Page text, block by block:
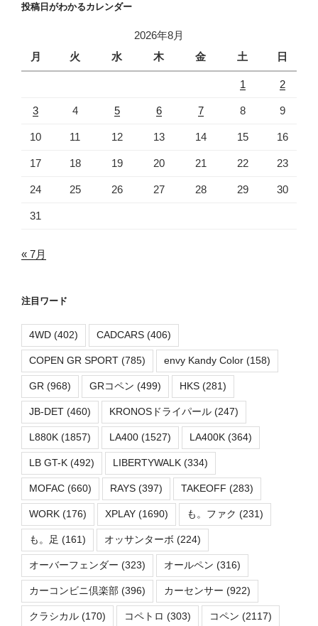
投稿日がわかるカレンダー
2026年8月
月
火 水 木 金 土 日
1 2
3 4 5 6 7 8 9
10 11 12 13 14 15 16
17 18 19 20 21 22 23
24 25 26 27 28 29 30
31
« 7月
注目ワード
4WD (402) CADCARS (406)
COPEN GR SPORT (785) envy Kandy Color (158)
GR (968) GRコペン (499) HKS (281)
JB-DET (460) KRONOSドライパール (247)
L880K (1857) LA400 (1527) LA400K (364)
LB GT-K (492) LIBERTYWALK (334)
MOFAC (660) RAYS (397) TAKEOFF (283)
WORK (176) XPLAY (1690) も。ファク (231)
も。足 (161) オッサンターボ (224)
オーバーフェンダー (323) オールペン (316)
カーコンビニ倶楽部 (396) カーセンサー (922)
クラシカル (170) コペトロ (303) コペン (2117)